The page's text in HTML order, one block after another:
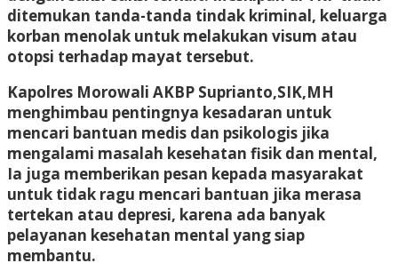
ditemukan tanda-tanda tindak kriminal, keluarga
korban menolak untuk melakukan visum atau
otopsi terhadap mayat tersebut.
Kapolres Morowali AKBP Suprianto,SIK,MH
menghimbau pentingnya kesadaran untuk
mencari bantuan medis dan psikologis jika
mengalami masalah kesehatan fisik dan mental,
Ia juga memberikan pesan kepada masyarakat
untuk tidak ragu mencari bantuan jika merasa
tertekan atau depresi, karena ada banyak
pelayanan kesehatan mental yang siap
membantu.